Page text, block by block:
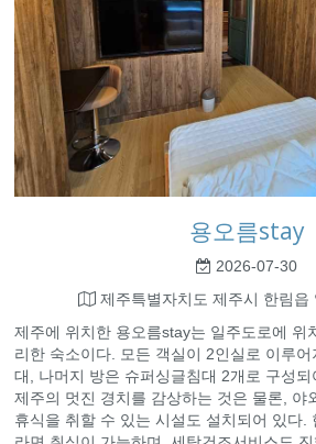
용오름stay
2026-07-30
제주특별자치도 제주시 한림읍
제주에 위치한 용오름stay는 일주도로에 위
리한 숙소이다. 모든 객실이 2인실로 이루
대, 나머지 방은 슈퍼싱글침대 2개로 구성
제주의 멋진 경치를 감상하는 것은 물론, 야
휴식을 취할 수 있는 시설도 설치되어 있다.